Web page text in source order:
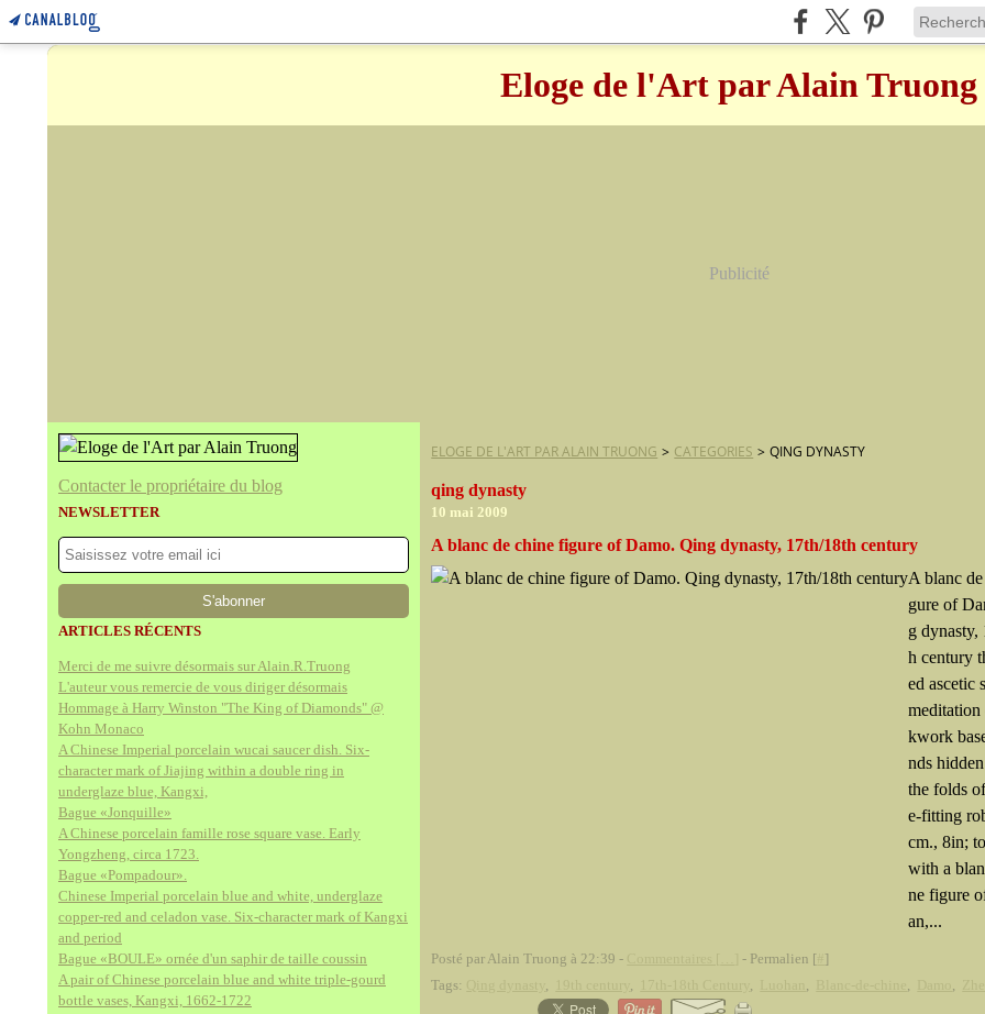
Eloge de l'Art par Alain Truong
Publicité
Contacter le propriétaire du blog
NEWSLETTER
ARTICLES RÉCENTS
Merci de me suivre désormais sur Alain.R.Truong
L'auteur vous remercie de vous diriger désormais
Hommage à Harry Winston "The King of Diamonds" @
Kohn Monaco
A Chinese Imperial porcelain wucai saucer dish. Six-
character mark of Jiajing within a double ring in
underglaze blue, Kangxi,
Bague «Jonquille»
A Chinese porcelain famille rose square vase. Early
Yongzheng, circa 1723.
Bague «Pompadour».
Chinese Imperial porcelain blue and white, underglaze
copper-red and celadon vase. Six-character mark of Kangxi
and period
Bague «BOULE» ornée d'un saphir de taille coussin
A pair of Chinese porcelain blue and white triple-gourd
bottle vases, Kangxi, 1662-1722
ELOGE DE L'ART PAR ALAIN TRUONG > CATEGORIES > QING DYNASTY
qing dynasty
10 mai 2009
A blanc de chine figure of Damo. Qing dynasty, 17th/18th century
A blanc
gure of
g dynasty,
h century
ed ascetic
meditation
kwork
nds
the folds
e-fitting
cm., 8in;
with a
ne figure
an,...
Posté par Alain Truong à 22:39 - - Permalien [ ]
Tags:
, , , , , ,